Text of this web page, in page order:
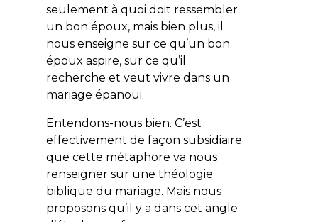
seulement à quoi doit ressembler
un bon époux, mais bien plus, il
nous enseigne sur ce qu’un bon
époux aspire, sur ce qu’il
recherche et veut vivre dans un
mariage épanoui.
Entendons-nous bien. C’est
effectivement de façon subsidiaire
que cette métaphore va nous
renseigner sur une théologie
biblique du mariage. Mais nous
proposons qu’il y a dans cet angle